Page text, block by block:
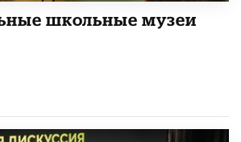
школьные музеи